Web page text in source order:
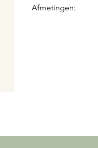
Afmetingen: